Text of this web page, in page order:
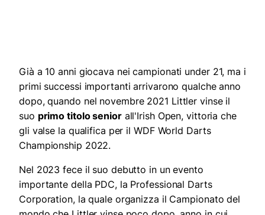
Già a 10 anni giocava nei campionati under 21, ma i
primi successi importanti arrivarono qualche anno
dopo, quando nel novembre 2021 Littler vinse il
suo primo titolo seniorall'Irish Open, vittoria che
gli valse la qualifica per il WDF World Darts
Championship 2022.
Nel 2023 fece il suo debutto in un evento
importante della PDC, la Professional Darts
Corporation, la quale organizza il Campionato del